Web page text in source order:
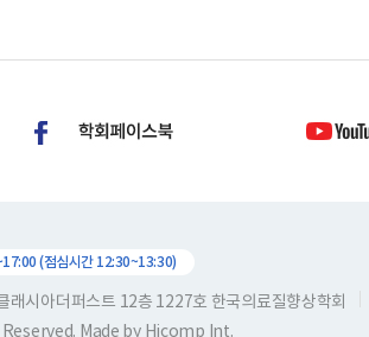
(점심시간 12:30~13:30)
래시아더퍼스트 12층 1227호 한국의료질향상학회
Made by Hicomp Int.